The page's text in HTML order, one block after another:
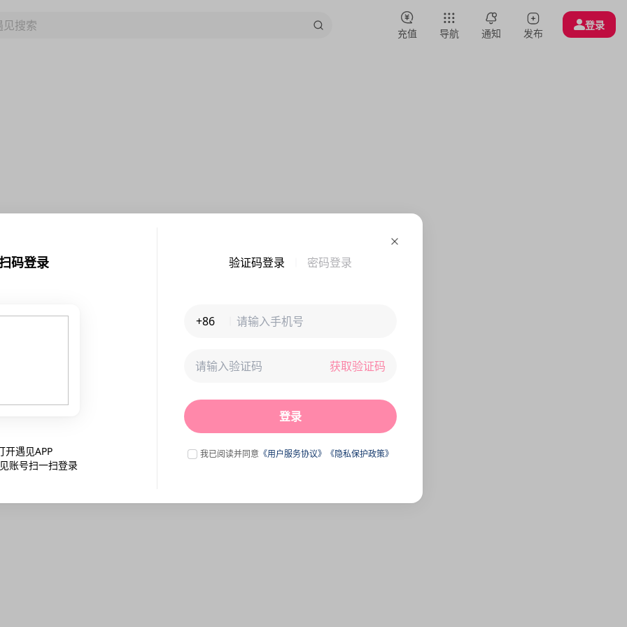
码登录
开遇见APP
账号扫一扫登录
验证码登录 密码登录
+86
获取验证码
登录
我已阅读并同意 《用户服务协议》 《隐私保护政策》
充值 导航 通知 发布
登录